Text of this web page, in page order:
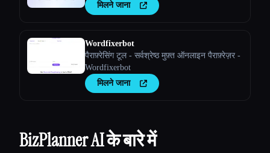
मिलने जाना
Wordfixerbot
पैराफ़्रेसिंग टूल - सर्वश्रेष्ठ मुफ़्त ऑनलाइन पैराफ़्रेज़र -
Wordfixerbot
मिलने जाना
BizPlanner AI के बारे में